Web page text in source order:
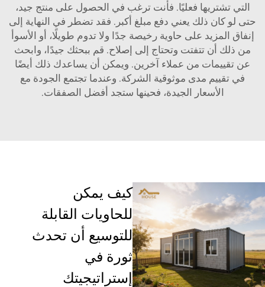
التي تشتريها فعليًا. فأنت ترغب في الحصول على منتج جيد،
حتى لو كان ذلك يعني دفع مبلغ أكبر. فقد تضطر في النهاية إلى
إنفاق المزيد على حاوية رخيصة جدًا ولا تدوم طويلًا، أو الأسوأ
من ذلك أن تتفتت وتحتاج إلى إصلاح. قم ببحثك جيدًا، وابحث
عن تقييمات من عملاء آخرين. ويمكن أن يساعدك ذلك أيضًا
في تقييم مدى موثوقية الشركة. وعندما تجتمع الجودة مع
الأسعار الجيدة، فحينها ستجد أفضل الصفقات.
كيف يمكن
للحاويات القابلة
للتوسيع أن تحدث
ثورة في
إستراتيجيتك